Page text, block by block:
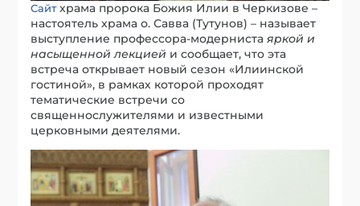
Сайтхрама пророка Божия Илии в Черкизове –
настоятель храма о. Савва (Тутунов) – называет
выступление профессора-модернистаяркой и
насыщенной лекцией и сообщает, что эта
встреча открывает новый сезон «Илиинской
гостиной», в рамках которой проходят
тематические встречи со
священнослужителями и известными
церковными деятелями.